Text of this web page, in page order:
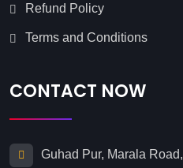
Refund Policy
Terms and Conditions
CONTACT NOW
Guhad Pur, Marala Road,